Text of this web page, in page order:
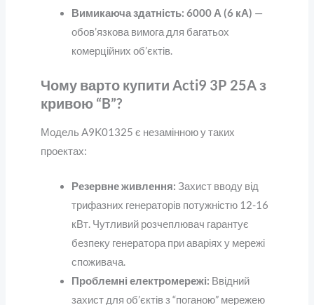
Вимикаюча здатність: 6000 А (6 кА) —
обов’язкова вимога для багатьох
комерційних об’єктів.
Чому варто купити Acti9 3P 25A з
кривою “B”?
Модель A9K01325 є незамінною у таких
проектах:
Резервне живлення: Захист вводу від
трифазних генераторів потужністю 12-16
кВт. Чутливий розчеплювач гарантує
безпеку генератора при аваріях у мережі
споживача.
Проблемні електромережі: Ввідний
захист для об’єктів з “поганою” мережею